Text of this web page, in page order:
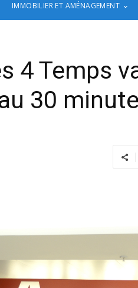
IMMOBILIER ET AMÉNAGEMENT
4 Temps
30